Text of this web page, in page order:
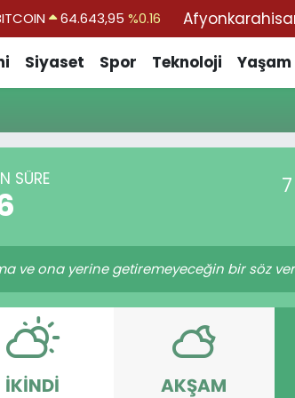
64.643,95 %0.16
ALTIN
6500.87%0.12
BİST100
Siyaset Spor Teknoloji Yaşam
SÜRE
ve ona yerine getiremeyeceğin bir söz
İKINDI AKŞAM